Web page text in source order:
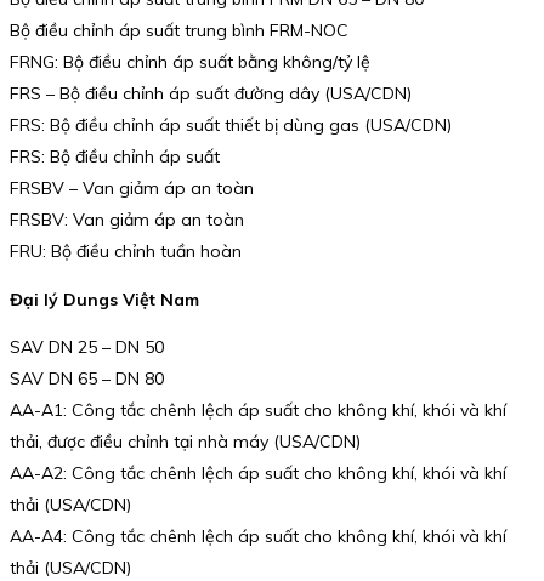
Bộ điều chỉnh áp suất trung bình FRM-NOC
FRNG: Bộ điều chỉnh áp suất bằng không/tỷ lệ
FRS – Bộ điều chỉnh áp suất đường dây (USA/CDN)
FRS: Bộ điều chỉnh áp suất thiết bị dùng gas (USA/CDN)
FRS: Bộ điều chỉnh áp suất
FRSBV – Van giảm áp an toàn
FRSBV: Van giảm áp an toàn
FRU: Bộ điều chỉnh tuần hoàn
Đại lý Dungs Việt Nam
SAV DN 25 – DN 50
SAV DN 65 – DN 80
AA-A1: Công tắc chênh lệch áp suất cho không khí, khói và khí
thải, được điều chỉnh tại nhà máy (USA/CDN)
AA-A2: Công tắc chênh lệch áp suất cho không khí, khói và khí
thải (USA/CDN)
AA-A4: Công tắc chênh lệch áp suất cho không khí, khói và khí
thải (USA/CDN)